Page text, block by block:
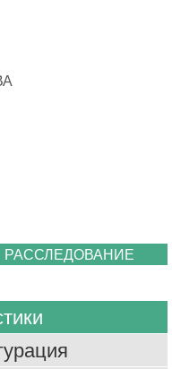
РАССЛЕДОВАНИЕ